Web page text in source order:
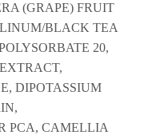
(GRAPE) FRUIT
BLACK TEA
20,
DIPOTASSIUM
PCA, CAMELLIA